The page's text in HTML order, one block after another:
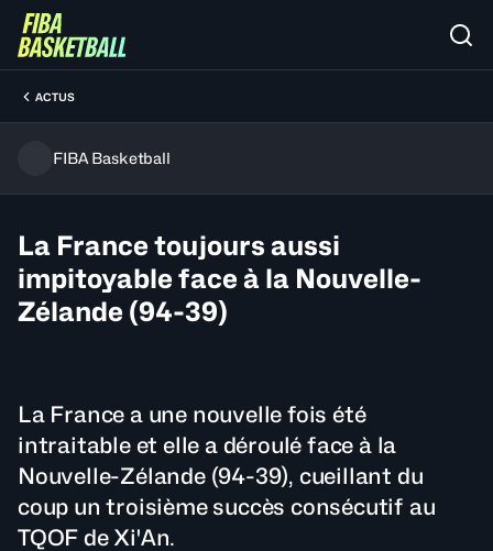
ACTUS
FIBA Basketball
La France toujours aussi
impitoyable face à la Nouvelle-
Zélande (94-39)
La France a une nouvelle fois été
intraitable et elle a déroulé face à la
Nouvelle-Zélande (94-39), cueillant du
coup un troisième succès consécutif au
TQOF de Xi'An.